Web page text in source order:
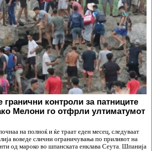
гранични контроли за патниците
Мелони го отфрли ултиматумот
на полноќ и ќе траат еден месец, следуваат
воведе слични ограничувања по приливот на
од мароко во шпанската енклава Сеута. Шпанија